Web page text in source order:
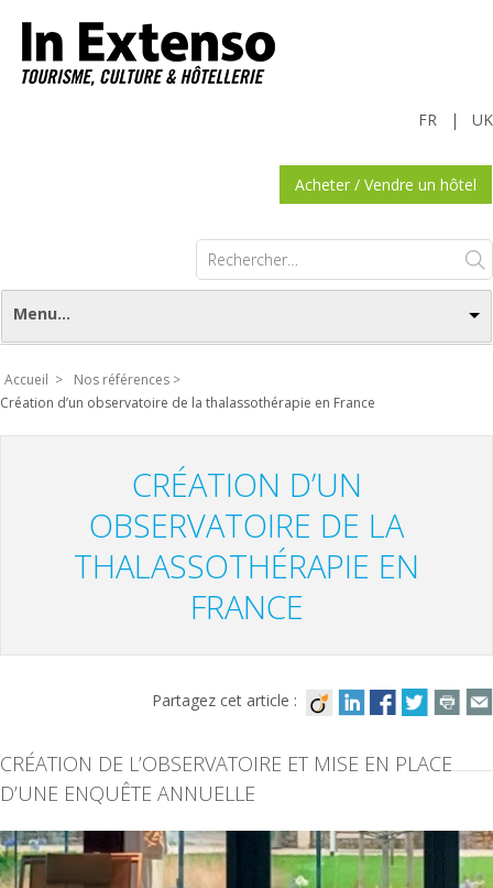
UK
|
FR
Acheter / Vendre un hôtel
Rechercher :
Menu...
Accueil >
Nos références >
Création d’un observatoire de la thalassothérapie en France
CRÉATION D’UN
OBSERVATOIRE DE LA
THALASSOTHÉRAPIE EN
FRANCE
Partagez cet article :
CRÉATION DE L’OBSERVATOIRE ET MISE EN PLACE
D’UNE ENQUÊTE ANNUELLE